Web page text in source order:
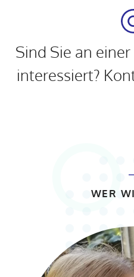
Sind Sie an
interessiert?
WER